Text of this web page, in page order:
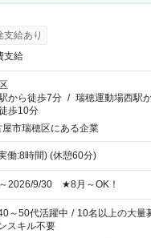
支給あり
支給
から徒歩7分 / 瑞穂運動場西駅
歩10分
市瑞穂区にある企業
働:8時間) (休憩60分)
～2026/9/30 ★8月～OK！
～50代活躍中 / 10名以上の大量
スキル不要